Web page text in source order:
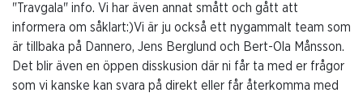
"Travgala" info. Vi har även annat smått och gått att
informera om såklart:)Vi är ju också ett nygammalt team som
är tillbaka på Dannero, Jens Berglund och Bert-Ola Månsson.
Det blir även en öppen disskusion där ni får ta med er frågor
som vi kanske kan svara på direkt eller får återkomma med